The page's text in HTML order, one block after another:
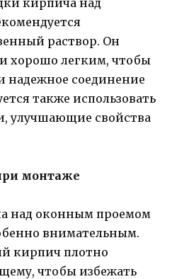
кирпича над
раствор. Он
хорошо легким, чтобы
надежное соединение
также использовать
улучшающие свойства
монтаже
над оконным проемом
внимательным.
кирпич плотно
чтобы избежать